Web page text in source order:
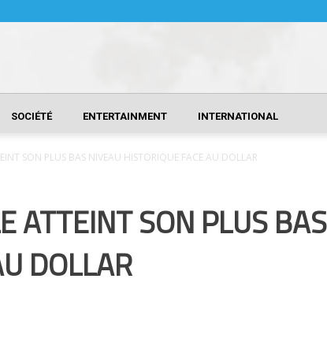
SOCIÉTÉ ENTERTAINMENT INTERNATIONAL
SON PLUS BAS NIVEAU HISTORIQUE FACE AU DOLLAR
ATTEINT SON PLUS
DOLLAR